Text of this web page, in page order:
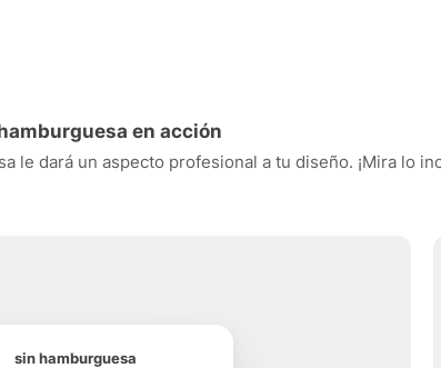
en acción
le dará un aspecto profesional a tu diseño. ¡Mira
sin hamburguesa